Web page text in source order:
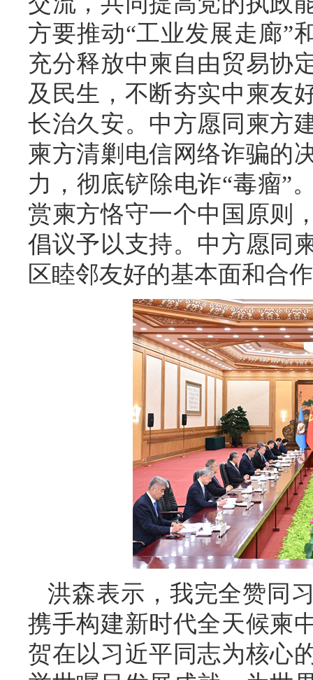
方要推动“工业发展走廊”
充分释放中柬自由贸易协
及民生，不断夯实中柬友
长治久安。中方愿同柬方
柬方清剿电信网络诈骗的
力，彻底铲除电诈“毒瘤”
赏柬方恪守一个中国原则
倡议予以支持。中方愿同
区睦邻友好的基本面和合
洪森表示，我完全赞同
携手构建新时代全天候柬
贺在以习近平同志为核心